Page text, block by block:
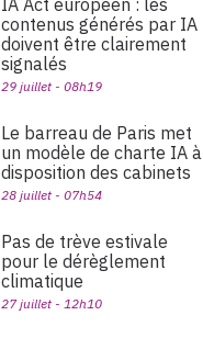
IA Act européen : les
contenus générés par IA
doivent être clairement
signalés
29 juillet - 08h19
Le barreau de Paris met
un modèle de charte IA à
disposition des cabinets
28 juillet - 07h54
Pas de trève estivale
pour le dérèglement
climatique
27 juillet - 12h10